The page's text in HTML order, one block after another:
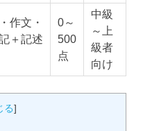
作文・
＋記述
0～
500
点
中級
～上
級者
向け
る]